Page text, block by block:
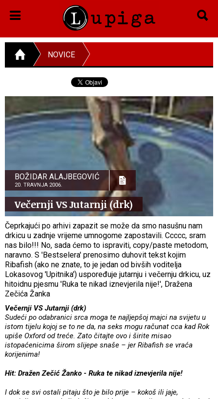
NOVICE
BOŽIDAR ALAJBEGOVIĆ
20. TRAVNJA 2006.
Večernji VS Jutarnji (drk)
Čeprkajući po arhivi zapazit se može da smo nasušnu nam
drkicu u zadnje vrijeme umnogome zapostavili. Ccccc, sram
nas bilo!!! No, sada ćemo to ispraviti, copy/paste metodom,
naravno. S 'Bestselera' prenosimo duhovit tekst kojim
Ribafish (ako ne znate, to je jedan od bivših voditelja
Lokasovog 'Upitnika') uspoređuje jutarnju i večernju drkicu, uz
hitoidnu pjesmu 'Ruka te nikad iznevjerila nije!', Dražena
Zečića Žanka
Večernji VS Jutarnji (drk)
Sudeći po odabranici srca moga te najljepšoj majci na svijetu u
istom tijelu kojoj se to ne da, na seks mogu računat cca kad Rok
upiše Oxford od treće. Zato čitajte ovo i širite misao
istopaćenicima širom slijepe snaše – jer Ribafish se vraća
korijenima!
Hit: Dražen Zečić Žanko - Ruka te nikad iznevjerila nije!
I dok se svi ostali pitaju što je bilo prije – kokoš ili jaje,